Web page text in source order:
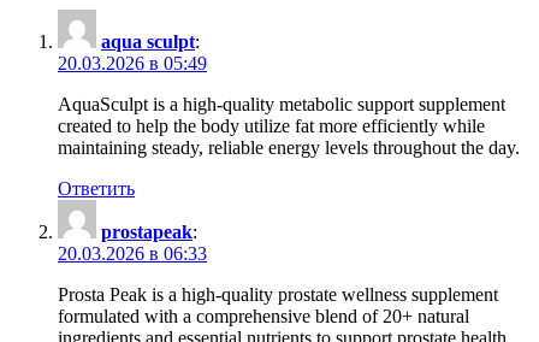
aqua sculpt:
20.03.2026 в 05:49
AquaSculpt is a high-quality metabolic support supplement
created to help the body utilize fat more efficiently while
maintaining steady, reliable energy levels throughout the day.
Ответить
prostapeak:
20.03.2026 в 06:33
Prosta Peak is a high-quality prostate wellness supplement
formulated with a comprehensive blend of 20+ natural
ingredients and essential nutrients to support prostate health